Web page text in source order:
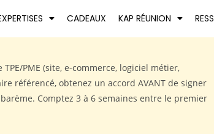
CADEAUX KAP RÉUNION
PME (site, e-commerce, logiciel métier,
référencé, obtenez un accord AVANT de signer
Comptez 3 à 6 semaines entre le premier